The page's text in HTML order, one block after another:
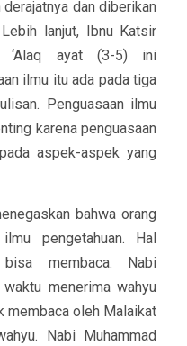
dan diberikan
lanjut, Ibnu Katsir
‘Alaq ayat (3-5) ini
ilmu itu ada pada tiga
Penguasaan ilmu
karena penguasaan
aspek-aspek yang
bahwa orang
pengetahuan. Hal
membaca. Nabi
menerima wahyu
membaca oleh Malaikat
Nabi Muhammad